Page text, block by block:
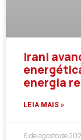
Irani
energia
LEIA MAIS »
6 de agosto de